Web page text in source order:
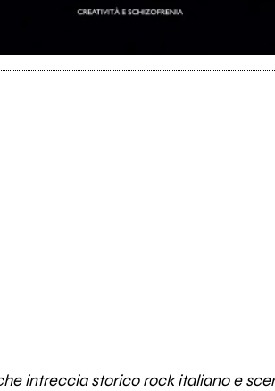
intreccia storico rock italiano e